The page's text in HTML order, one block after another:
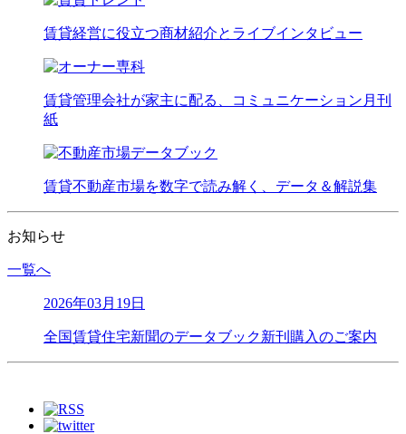
賃貸経営に役立つ商材紹介とライブインタビュー
賃貸管理会社が家主に配る、コミュニケーション月刊
紙
賃貸不動産市場を数字で読み解く、データ＆解説集
お知らせ
一覧へ
2026年03月19日
全国賃貸住宅新聞のデータブック新刊購入のご案内